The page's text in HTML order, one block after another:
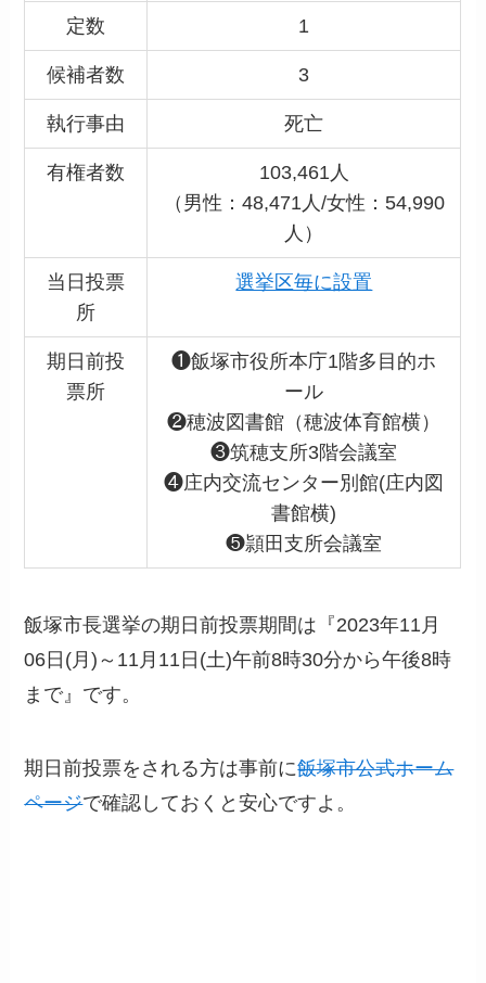
定数 1
候補者数 3
執行事由 死亡
有権者数
103,461人
（男性：48,471人/女性：54,990
人）
当日投票
所
選挙区毎に設置
期日前投
票所
❶飯塚市役所本庁1階多目的ホ
ール
❷穂波図書館（穂波体育館横）
❸筑穂支所3階会議室
❹庄内交流センター別館(庄内図
書館横)
❺頴田支所会議室
飯塚市長選挙の期日前投票期間は『2023年11月
06日(月)～11月11日(土)午前8時30分から午後8時
まで』です。
期日前投票をされる方は事前に飯塚市公式ホーム
ページで確認しておくと安心ですよ。